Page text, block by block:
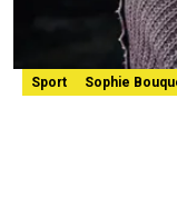
Sport Sophie